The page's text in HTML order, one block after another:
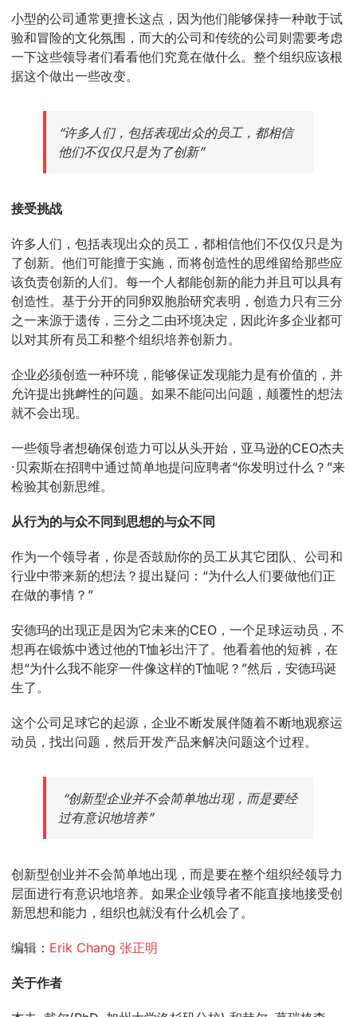
小型的公司通常更擅长这点，因为他们能够保持一种敢于试
验和冒险的文化氛围，而大的公司和传统的公司则需要考虑
一下这些领导者们看看他们究竟在做什么。整个组织应该根
据这个做出一些改变。
“许多人们，包括表现出众的员工，都相信
他们不仅仅只是为了创新”
接受挑战
许多人们，包括表现出众的员工，都相信他们不仅仅只是为
了创新。他们可能擅于实施，而将创造性的思维留给那些应
该负责创新的人们。每一个人都能创新的能力并且可以具有
创造性。基于分开的同卵双胞胎研究表明，创造力只有三分
之一来源于遗传，三分之二由环境决定，因此许多企业都可
以对其所有员工和整个组织培养创新力。
企业必须创造一种环境，能够保证发现能力是有价值的，并
允许提出挑衅性的问题。如果不能问出问题，颠覆性的想法
就不会出现。
一些领导者想确保创造力可以从头开始，亚马逊的CEO杰夫
·贝索斯在招聘中通过简单地提问应聘者“你发明过什么？”来
检验其创新思维。
从行为的与众不同到思想的与众不同
作为一个领导者，你是否鼓励你的员工从其它团队、公司和
行业中带来新的想法？提出疑问：“为什么人们要做他们正
在做的事情？”
安德玛的出现正是因为它未来的CEO，一个足球运动员，不
想再在锻炼中透过他的T恤衫出汗了。他看着他的短裤，在
想“为什么我不能穿一件像这样的T恤呢？”然后，安德玛诞
生了。
这个公司足球它的起源，企业不断发展伴随着不断地观察运
动员，找出问题，然后开发产品来解决问题这个过程。
“创新型企业并不会简单地出现，而是要经
过有意识地培养”
创新型创业并不会简单地出现，而是要在整个组织经领导力
层面进行有意识地培养。如果企业领导者不能直接地接受创
新思想和能力，组织也就没有什么机会了。
编辑： Erik Chang 张正明
关于作者